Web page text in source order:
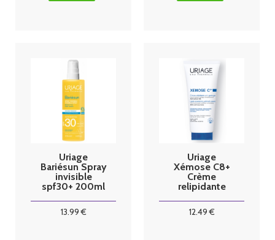
Uriage
Bariésun Spray
invisible
spf30+ 200ml
13.99€
Uriage
Xémose C8+
Crème
relipidante
12.49€